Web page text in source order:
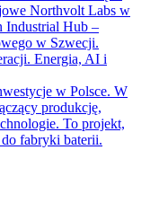
Northvolt Labs w
Industrial Hub –
w Szwecji.
Energia, AI i
w Polsce. W
produkcję,
To projekt,
fabryki baterii.